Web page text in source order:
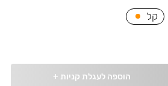
קל
הוספה לעגלת קניות +